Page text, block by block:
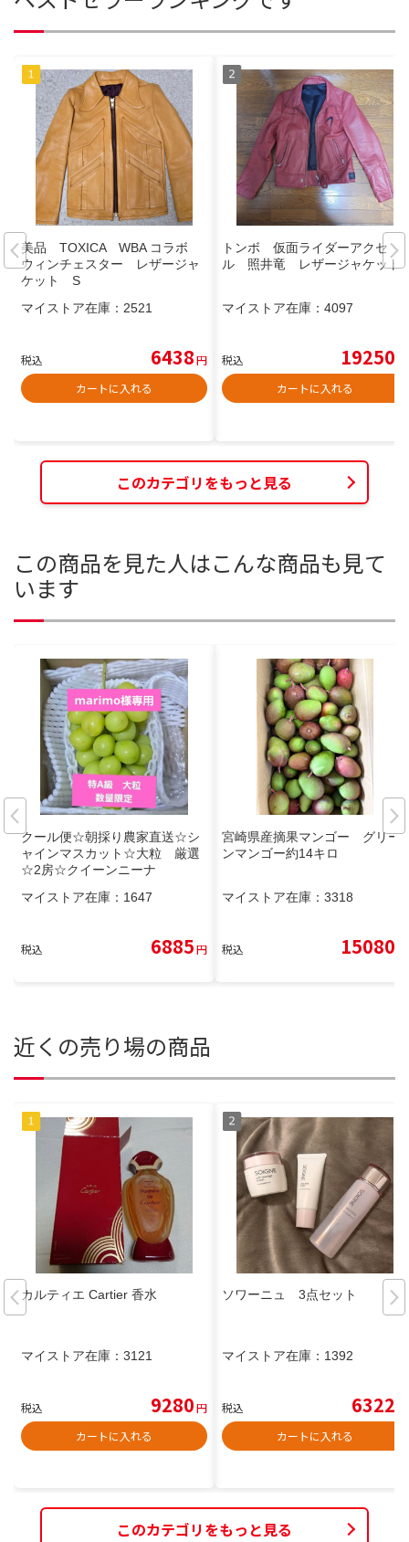
美品 TOXICA WBA コラボ
ウィンチェスター レザージャ
ケット S
マイストア在庫： 2521
税込 6438円
カートに入れる
トンボ 仮面ライダーアクセ
ル 照井竜 レザージャケット
マイストア在庫： 4097
税込 19250
カートに入れる
このカテゴリをもっと見る
この商品を見た人はこんな商品も見て
います
クール便☆朝採り農家直送☆シ
ャインマスカット☆大粒 厳選
☆2房☆クイーンニーナ
マイストア在庫： 1647
税込 6885円
宮崎県産摘果マンゴー グリー
ンマンゴー約14キロ
マイストア在庫： 3318
税込 15080
近くの売り場の商品
カルティエ Cartier 香水
マイストア在庫： 3121
税込 9280円
カートに入れる
ソワーニュ 3点セット
マイストア在庫： 1392
税込 6322
カートに入れる
このカテゴリをもっと見る